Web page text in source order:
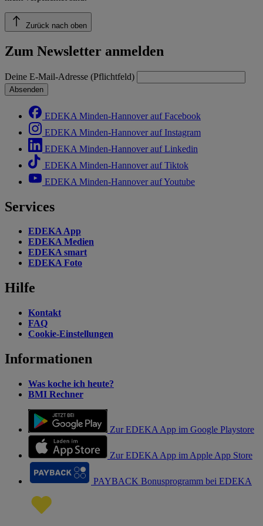
Zurück nach oben
Zum Newsletter anmelden
Deine E-Mail-Adresse (Pflichtfeld)
Absenden
EDEKA Minden-Hannover auf Facebook
EDEKA Minden-Hannover auf Instagram
EDEKA Minden-Hannover auf Linkedin
EDEKA Minden-Hannover auf Tiktok
EDEKA Minden-Hannover auf Youtube
Services
EDEKA App
EDEKA Medien
EDEKA smart
EDEKA Foto
Hilfe
Kontakt
FAQ
Cookie-Einstellungen
Informationen
Was koche ich heute?
BMI Rechner
Zur EDEKA App im Google Playstore
Zur EDEKA App im Apple App Store
PAYBACK Bonusprogramm bei EDEKA